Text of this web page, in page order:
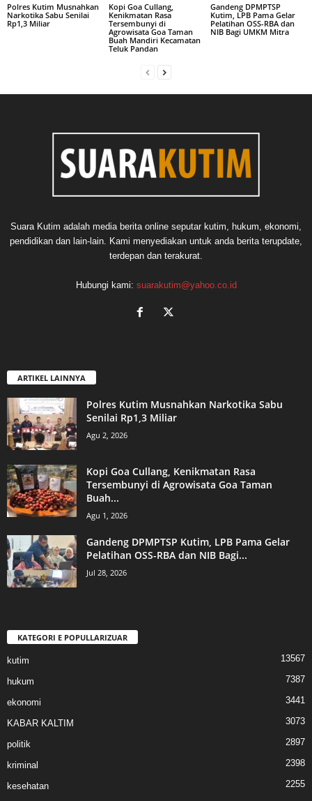
Polres Kutim Musnahkan
Narkotika Sabu Senilai
Rp1,3 Miliar
Kopi Goa Cullang,
Kenikmatan Rasa
Tersembunyi di
Agrowisata Goa Taman
Buah Mandiri Kecamatan
Teluk Pandan
Gandeng DPMPTSP
Kutim, LPB Pama Gelar
Pelatihan OSS-RBA dan
NIB Bagi UMKM Mitra
Suara Kutim adalah media berita online seputar kutim, hukum, ekonomi,
pendidikan dan lain-lain. Kami menyediakan untuk anda berita terupdate,
terdepan dan terakurat.
Hubungi kami: suarakutim@yahoo.co.id
ARTIKEL LAINNYA
Polres Kutim Musnahkan Narkotika Sabu
Senilai Rp1,3 Miliar
Agu 2, 2026
Kopi Goa Cullang, Kenikmatan Rasa
Tersembunyi di Agrowisata Goa Taman
Buah...
Agu 1, 2026
Gandeng DPMPTSP Kutim, LPB Pama Gelar
Pelatihan OSS-RBA dan NIB Bagi...
Jul 28, 2026
KATEGORI E POPULLARIZUAR
kutim 13567
hukum 7387
ekonomi 3441
KABAR KALTIM 3073
politik 2897
kriminal 2398
kesehatan 2255